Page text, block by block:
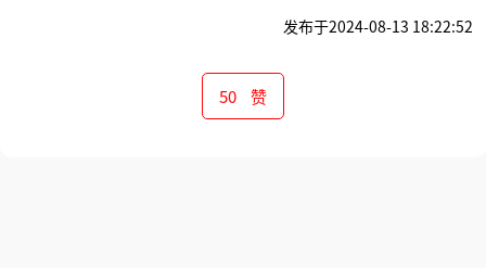
发布于2024-08-13 18:22:52
50 赞